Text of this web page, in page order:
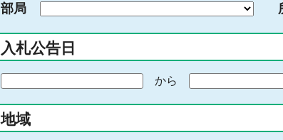
入
力
部局
入札公告日
の
始
から
終
地域